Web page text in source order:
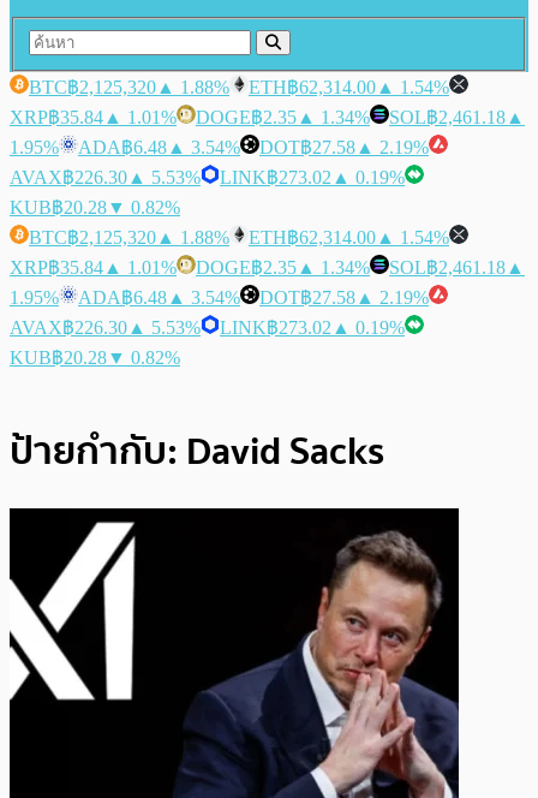
BTC฿2,125,320 ▲ 1.88% ETH฿62,314.00 ▲ 1.54%
XRP฿35.84 ▲ 1.01% DOGE฿2.35 ▲ 1.34% SOL฿2,461.18 ▲
1.95%
ADA฿6.48 ▲ 3.54% DOT฿27.58 ▲ 2.19%
AVAX฿226.30 ▲ 5.53% LINK฿273.02 ▲ 0.19%
KUB฿20.28▼ 0.82%
BTC฿2,125,320 ▲ 1.88% ETH฿62,314.00 ▲ 1.54%
XRP฿35.84 ▲ 1.01% DOGE฿2.35 ▲ 1.34% SOL฿2,461.18 ▲
1.95%
ADA฿6.48 ▲ 3.54% DOT฿27.58 ▲ 2.19%
AVAX฿226.30 ▲ 5.53% LINK฿273.02 ▲ 0.19%
KUB฿20.28▼ 0.82%
ป้ายกำกับ: David Sacks